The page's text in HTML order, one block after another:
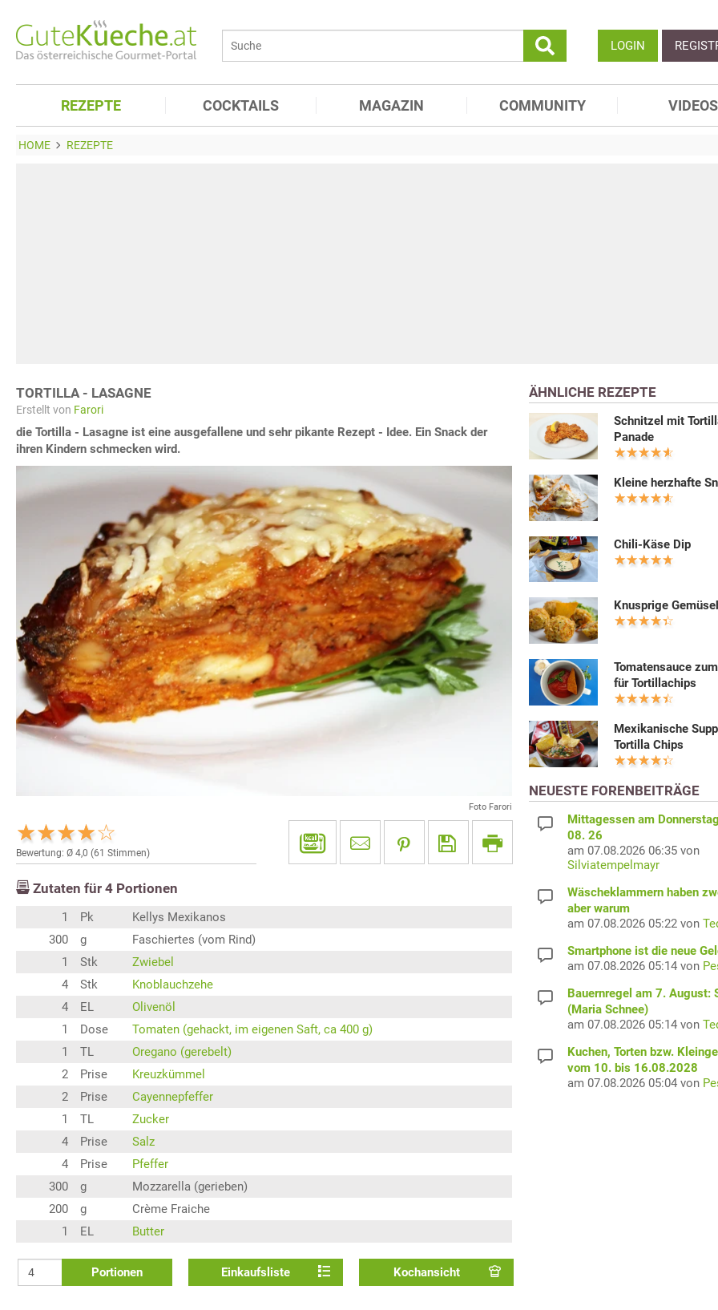
LOGIN
REZEPTE COCKTAILS MAGAZIN COMMUNITY VIDEOS
HOME REZEPTE
TORTILLA - LASAGNE
Erstellt von Farori
die Tortilla - Lasagne ist eine ausgefallene und sehr pikante Rezept - Idee. Ein Snack der
ihren Kindern schmecken wird.
Foto Farori
Bewertung: Ø 4,0 (61 Stimmen)
Zutaten für 4 Portionen
1 Pk
Kellys Mexikanos
300
g
Faschiertes (vom Rind)
1
Stk
Zwiebel
4
Stk
Knoblauchzehe
4
EL
Olivenöl
1
Dose
Tomaten (gehackt, im eigenen Saft, ca 400 g)
1
TL
Oregano (gerebelt)
2
Prise
Kreuzkümmel
2
Prise
Cayennepfeffer
1
TL
Zucker
4
Prise
Salz
4
Prise
Pfeffer
300
g
Mozzarella (gerieben)
200
g
Crème Fraiche
1
EL Butter
Portionen Einkaufsliste Kochansicht
ÄHNLICHE REZEPTE
Schnitzel mit
Panade
Kleine herzhafte
Chili-Käse Dip
Knusprige
Tomatensauce
für Tortillachips
Mexikanische
Tortilla Chips
NEUESTE FORENBEITRÄGE
Mittagessen am
08. 26
am 07.08.2026 06:35 von
Silviatempelmayr
Wäscheklammern haben
aber warum
am 07.08.2026 05:22 von
Smartphone ist die neue
am 07.08.2026 05:14 von
Bauernregel am 7. August:
(Maria Schnee)
am 07.08.2026 05:14 von
Kuchen, Torten bzw.
vom 10. bis 16.08.2028
am 07.08.2026 05:04 von